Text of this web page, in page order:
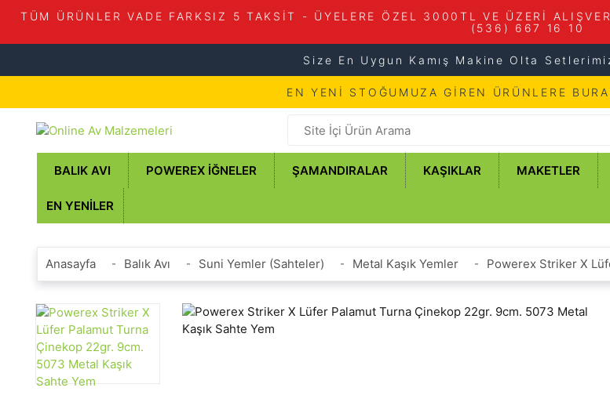
TÜM ÜRÜNLER VADE FARKSIZ 5 TAKSİT - ÜYELERE ÖZEL 3000TL VE ÜZERİ
(536) 667 16 10
Size En Uygun Kamış Makine Olta
EN YENİ STOĞUMUZA GİREN ÜRÜNLERE
BALIK AVI POWEREX İĞNELER ŞAMANDIRALAR KAŞIKLAR MAKETLER
EN YENILER
Anasayfa Balık Avı Suni Yemler (Sahteler) Metal Kaşık Yemler Powerex Striker X